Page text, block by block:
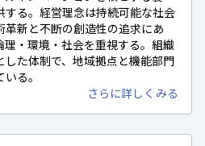
る。経営理念は持続可能な社会
新と不断の創造性の追求にあ
理・環境・社会を重視する。組織
した体制で、地域拠点と機能部門
る。
さらに詳しくみる